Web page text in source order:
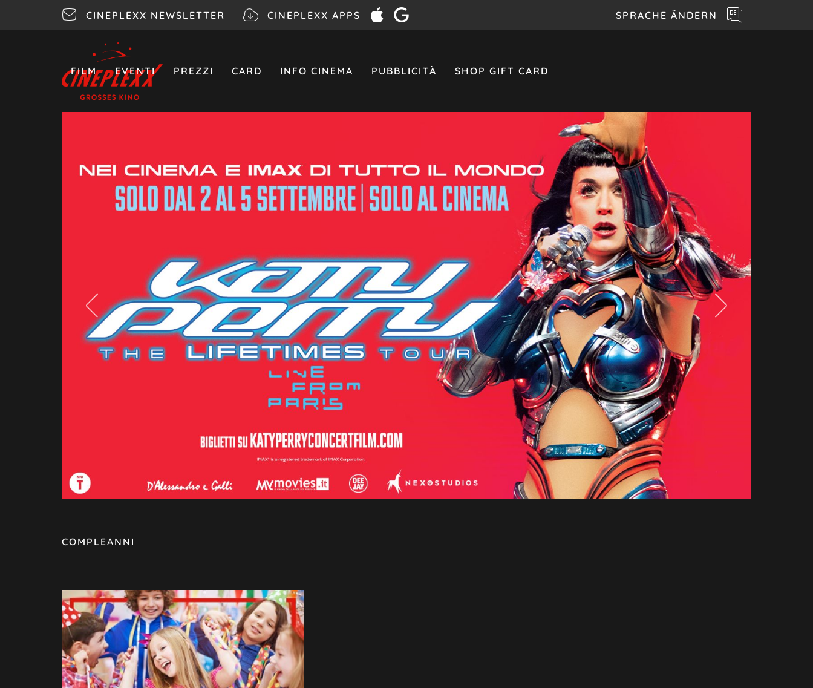
CINEPLEXX NEWSLETTER CINEPLEXX APPS SPRACHE ÄNDERN
FILM EVENTI PREZZI CARD INFO CINEMA PUBBLICITÀ SHOP GIFT CARD
COMPLEANNI